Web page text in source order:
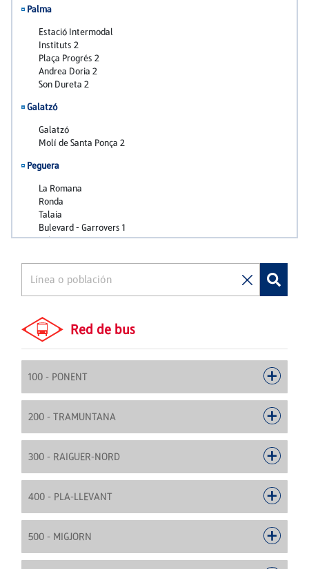
Red de bus
100 - PONENT
200 - TRAMUNTANA
300 - RAIGUER-NORD
400 - PLA-LLEVANT
500 - MIGJORN